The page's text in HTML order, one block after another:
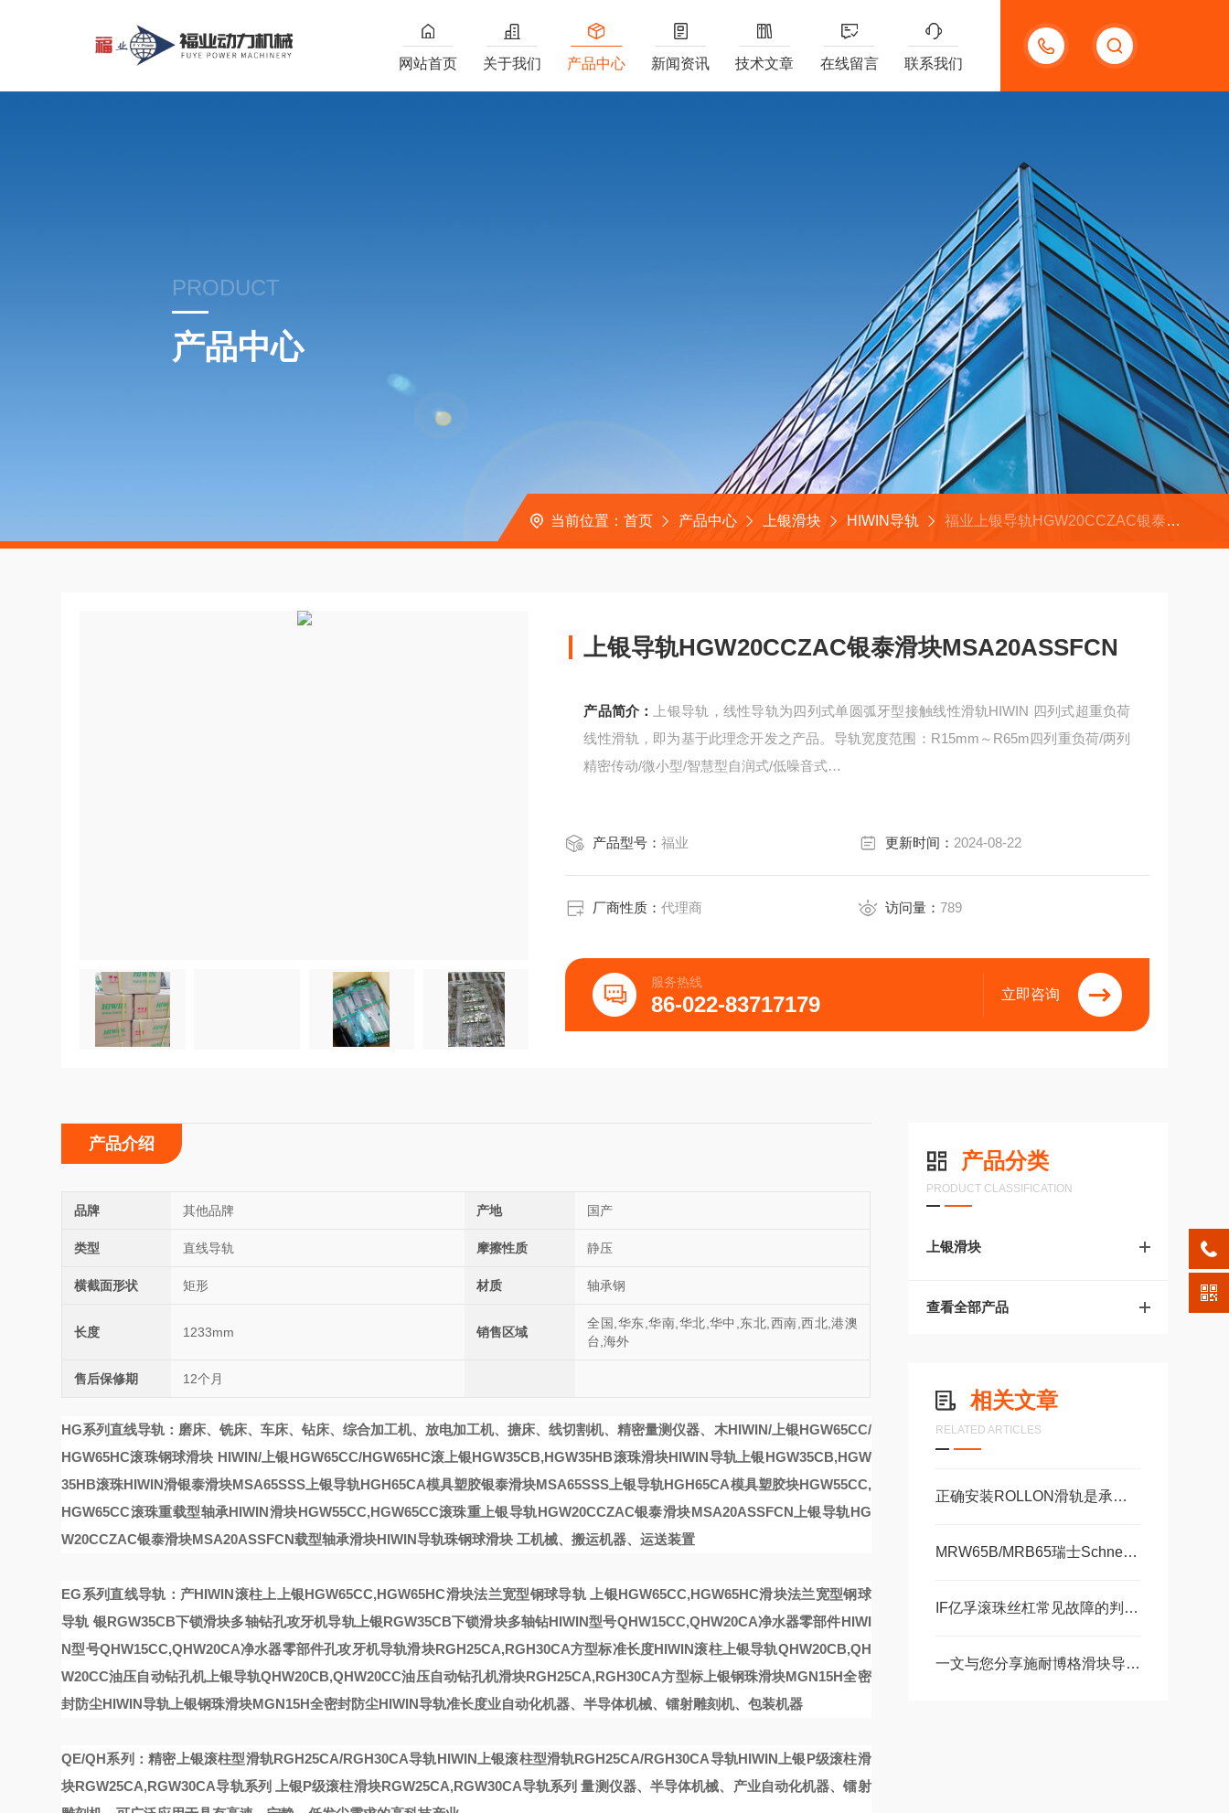
13132097161
网站首页 关于我们 产品中心 新闻资讯 技术文章 在线留言 联系我们
PRODUCT
产品中心
当前位置： 首页 产品中心 上银滑块 HIWIN导轨 福业上银导轨HGW20CCZAC银泰滑块MSA20ASSFCN
上银导轨HGW20CCZAC银泰滑块MSA20ASSFCN
产品简介：
上银导轨，线性导轨为四列式单圆弧牙型接触线性滑轨HIWIN 四列式超重负荷
线性滑轨，即为基于此理念开发之产品。导轨宽度范围：R15mm～R65m四列重负荷/两列
精密传动/微小型/智慧型自润式/低噪音式
产品型号：福业 更新时间： 2024-08-22
厂商性质：代理商 访问量： 789
服务热线
86-022-83717179 立即咨询
产品分类
PRODUCT CLASSIFICATION
上银滑块
查看全部产品
相关文章
RELATED ARTICLES
正确安装ROLLON滑轨是承受高负载并保持定位精度的关键
MRW65B/MRB65瑞士Schneeberger施耐博格滑块 导轨
IF亿孚滚珠丝杠常见故障的判断与解决方法分享
一文与您分享施耐博格滑块导轨的正确安装方法
产品介绍
品牌 其他品牌 产地 国产
类型 直线导轨 摩擦性质 静压
横截面形状 矩形 材质 轴承钢
长度 1233mm 销售区域
全国,华东,华南,华北,华中,东北,西南,西北,港澳
台,海外
售后保修期 12个月
HG系列直线导轨：磨床、铣床、车床、钻床、综合加工机、放电加工机、搪床、线切割机、精密量测仪器、木HIWIN/上银HGW65CC/
HGW65HC滚珠钢球滑块 HIWIN/上银HGW65CC/HGW65HC滚 上银HGW35CB,HGW35HB滚珠滑块HIWIN导轨 上银HGW35CB,HGW
35HB滚珠HIWIN滑银泰滑块MSA65SSS上银导轨HGH65CA模具塑胶银泰滑块MSA65SSS上银导轨HGH65CA模具塑胶块HGW55CC,
HGW65CC滚珠重载型轴承HIWIN滑块HGW55CC,HGW65CC滚珠重 上银导轨HGW20CCZAC银泰滑块MSA20ASSFCN 上银导轨HG
W20CCZAC银泰滑块MSA20ASSFCN载型轴承滑块HIWIN导轨珠钢球滑块 工机械、搬运机器、运送装置
EG系列直线导轨：产HIWIN滚柱 上 上银HGW65CC,HGW65HC滑块法兰宽型钢球导轨
上银HGW65CC,HGW65HC滑块法兰宽型钢球
导轨 银RGW35CB下锁滑块多轴钻孔攻牙机导轨上银RGW35CB下锁滑块多轴钻HIWIN型号QHW15CC,QHW20CA净水器零部件HIWI
N型号QHW15CC,QHW20CA净水器零部件孔攻牙机导轨滑块RGH25CA,RGH30CA方型标准长度HIWIN滚柱上银导轨QHW20CB,QH
W20CC油压自动钻孔机上银导轨QHW20CB,QHW20CC油压自动钻孔机滑块RGH25CA,RGH30CA方型标上银钢珠滑块MGN15H全密
封防尘HIWIN导轨 上银钢珠滑块MGN15H全密封防尘HIWIN导轨准长度业自动化机器、半导体机械、镭射雕刻机、包装机器
QE/QH系列：精密上银滚柱型滑轨RGH25CA/RGH30CA导轨HIWIN 上银滚柱型滑轨RGH25CA/RGH30CA导轨HIWIN 上银P级滚柱滑
块RGW25CA,RGW30CA导轨系列
上银P级滚柱滑块RGW25CA,RGW30CA导轨系列 量测仪器、半导体机械、产业自动化机器、镭射